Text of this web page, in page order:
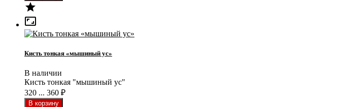


Кисть тонкая «мышиный ус»
В наличии
Кисть тонкая "мышиный ус"
320 ... 360 ₽